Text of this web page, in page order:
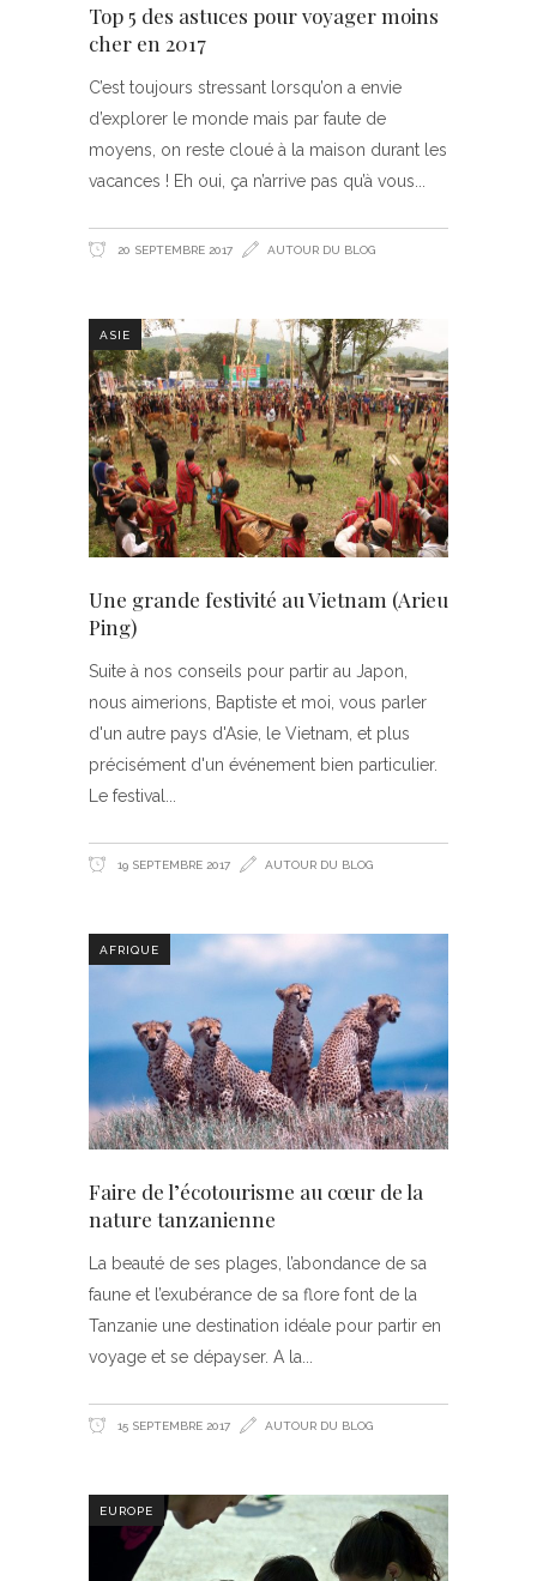
Top 5 des astuces pour voyager moins
cher en 2017
C’est toujours stressant lorsqu’on a envie
d’explorer le monde mais par faute de
moyens, on reste cloué à la maison durant les
vacances ! Eh oui, ça n’arrive pas qu’à vous
20 SEPTEMBRE 2017 AUTOUR DU BLOG
ASIE
Une grande festivité au Vietnam (Arieu
Ping)
Suite à nos conseils pour partir au Japon,
nous aimerions, Baptiste et moi, vous parler
d'un autre pays d'Asie, le Vietnam, et plus
précisément d'un événement bien particulier.
Le festival
19 SEPTEMBRE 2017 AUTOUR DU BLOG
AFRIQUE
Faire de l’écotourisme au cœur de la
nature tanzanienne
La beauté de ses plages, l’abondance de sa
faune et l’exubérance de sa flore font de la
Tanzanie une destination idéale pour partir en
voyage et se dépayser. A la
15 SEPTEMBRE 2017 AUTOUR DU BLOG
EUROPE